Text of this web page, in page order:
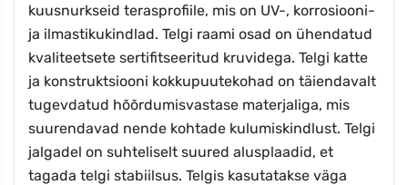
kuusnurkseid terasprofiile, mis on UV-, korrosiooni-
ja ilmastikukindlad. Telgi raami osad on ühendatud
kvaliteetsete sertifitseeritud kruvidega. Telgi katte
ja konstruktsiooni kokkupuutekohad on täiendavalt
tugevdatud hõõrdumisvastase materjaliga, mis
suurendavad nende kohtade kulumiskindlust. Telgi
jalgadel on suhteliselt suured alusplaadid, et
tagada telgi stabiilsus. Telgis kasutatakse väga